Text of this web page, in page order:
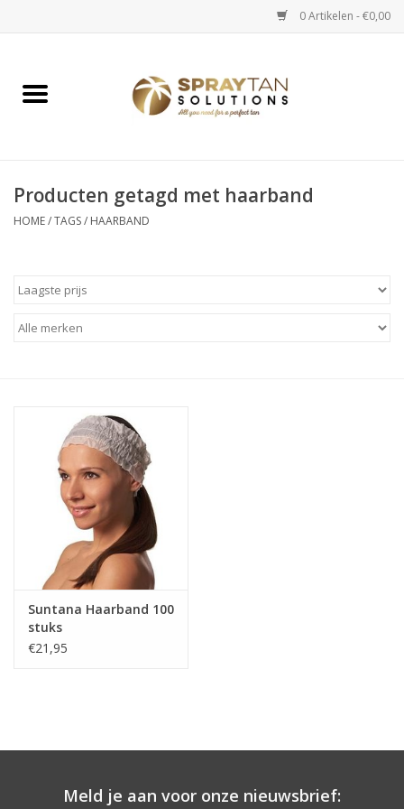
0 Artikelen - €0,00
Home
Spray Tan Starterspakketten
Selftan producten
Onderdelen
Ventilatoren / Afzuiging
Promotie materiaal
Salon kleding
Vraag hier om een vrijblijvend
Producten getagd met haarband
HOME/TAGS/ HAARBAND
Suntana Haarband 100
stuks
€21,95
Meld je aan voor onze nieuwsbrief: